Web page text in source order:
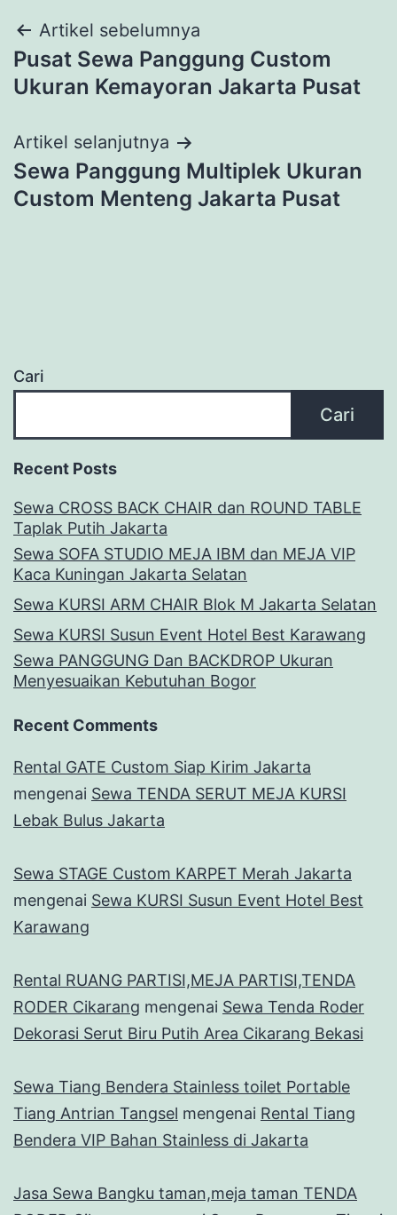
Navigasi
pos
Artikel sebelumnya
Pusat Sewa Panggung Custom
Ukuran Kemayoran Jakarta Pusat
Artikel selanjutnya
Sewa Panggung Multiplek Ukuran
Custom Menteng Jakarta Pusat
Cari
Cari
Recent Posts
Sewa CROSS BACK CHAIR dan ROUND TABLE
Taplak Putih Jakarta
Sewa SOFA STUDIO MEJA IBM dan MEJA VIP
Kaca Kuningan Jakarta Selatan
Sewa KURSI ARM CHAIR Blok M Jakarta Selatan
Sewa KURSI Susun Event Hotel Best Karawang
Sewa PANGGUNG Dan BACKDROP Ukuran
Menyesuaikan Kebutuhan Bogor
Recent Comments
Rental GATE Custom Siap Kirim Jakarta
mengenai Sewa TENDA SERUT MEJA KURSI
Lebak Bulus Jakarta
Sewa STAGE Custom KARPET Merah Jakarta
mengenai Sewa KURSI Susun Event Hotel Best
Karawang
Rental RUANG PARTISI,MEJA PARTISI,TENDA
RODER Cikarang mengenai Sewa Tenda Roder
Dekorasi Serut Biru Putih Area Cikarang Bekasi
Sewa Tiang Bendera Stainless toilet Portable
Tiang Antrian Tangsel mengenai Rental Tiang
Bendera VIP Bahan Stainless di Jakarta
Jasa Sewa Bangku taman,meja taman TENDA